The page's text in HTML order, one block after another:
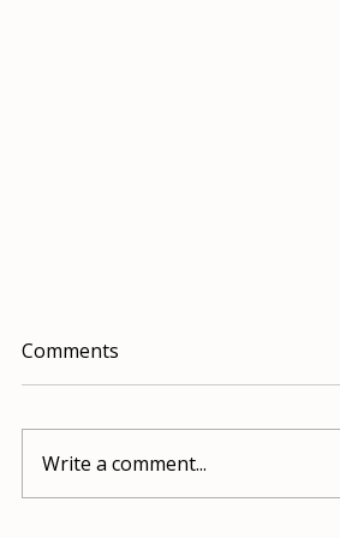
Comments
Write a comment...